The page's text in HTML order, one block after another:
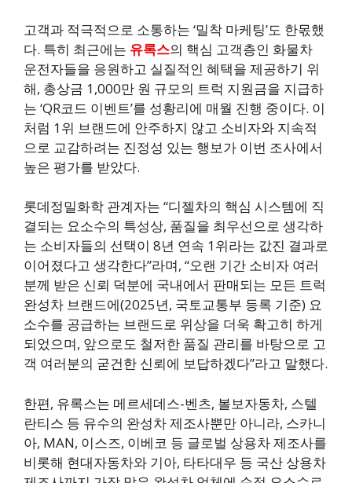
고객과 적극적으로 소통하는 ‘밀착 마케팅’도 한몫했
다. 특히 최근에는 유록스의 핵심 고객층인 화물차
운전자들을 응원하고 실질적인 혜택을 제공하기 위
해, 총상금 1,000만 원 규모의 트럭 지원금을 지급하
는 ‘QR코드 이벤트’를 성황리에 매월 진행 중이다. 이
처럼 1위 브랜드에 안주하지 않고 소비자와 지속적
으로 교감하려는 진정성 있는 행보가 이번 조사에서
높은 평가를 받았다.
롯데정밀화학 관계자는 “디젤차의 핵심 시스템에 직
결되는 요소수의 특성상, 품질을 최우선으로 생각하
는 소비자들의 선택이 8년 연속 1위라는 값진 결과로
이어졌다고 생각한다”라며, “오랜 기간 소비자 여러
분께 받은 신뢰 덕분에 국내에서 판매되는 모든 트럭
완성차 브랜드에(2025년, 국토교통부 등록 기준) 요
소수를 공급하는 브랜드로 위상을 더욱 확고히 하게
되었으며, 앞으로도 철저한 품질 관리를 바탕으로 고
객 여러분의 굳건한 신뢰에 보답하겠다”라고 말했다.
한편, 유록스는 메르세데스-벤츠, 볼보자동차, 스텔
란티스 등 유수의 완성차 제조사뿐만 아니라, 스카니
아, MAN, 이스즈, 이베코 등 글로벌 상용차 제조사를
비롯해 현대자동차와 기아, 타타대우 등 국산 상용차